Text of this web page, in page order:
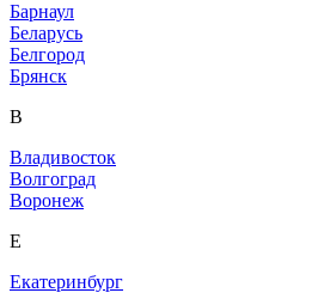
Барнаул
Беларусь
Белгород
Брянск
В
Владивосток
Волгоград
Воронеж
Е
Екатеринбург